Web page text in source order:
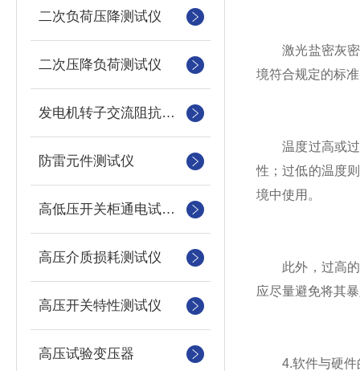
二次负荷压降测试仪
二次压降负荷测试仪
发电机转子交流阻抗测试仪
防雷元件测试仪
高低压开关柜通电试验台
高压介质损耗测试仪
高压开关特性测试仪
高压试验变压器
激光盐密灰密
境符合规定的标
温度过高或过
性；过低的温度
境中使用。
此外，过高的
应尽量避免将其
4.软件与硬件